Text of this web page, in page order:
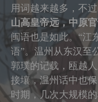
用词越来越多，不
山高皇帝远，中原
闽语也是如此。“江
语”。温州从东汉至
郭璞的记载，瓯越
接壤，温州话中也
时期，几次大规模